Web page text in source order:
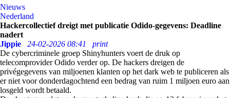
Nieuws
Nederland
Hackercollectief dreigt met publicatie Odido-gegevens: Deadline
nadert
Jippie
24-02-2026 08:41
print
De cybercriminele groep Shinyhunters voert de druk op
telecomprovider Odido verder op. De hackers dreigen de
privégegevens van miljoenen klanten op het dark web te publiceren als
er niet voor donderdagochtend een bedrag van ruim 1 miljoen euro aan
losgeld wordt betaald.